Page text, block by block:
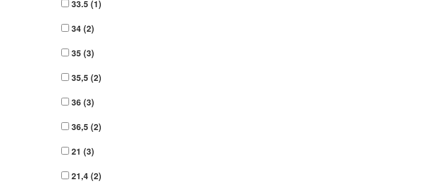
33.5 (1)
34 (2)
35 (3)
35,5 (2)
36 (3)
36,5 (2)
21 (3)
21,4 (2)